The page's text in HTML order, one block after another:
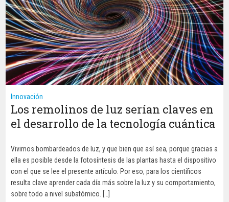
Innovación
Los remolinos de luz serían claves en
el desarrollo de la tecnología cuántica
Vivimos bombardeados de luz, y que bien que así sea, porque gracias a
ella es posible desde la fotosíntesis de las plantas hasta el dispositivo
con el que se lee el presente artículo. Por eso, para los científicos
resulta clave aprender cada día más sobre la luz y su comportamiento,
sobre todo a nivel subatómico. […]